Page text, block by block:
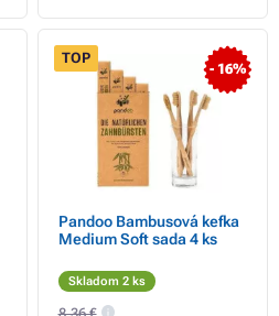
- 16%
TOP
Pandoo Bambusová kefka
Medium Soft sada 4 ks
Skladom 2 ks